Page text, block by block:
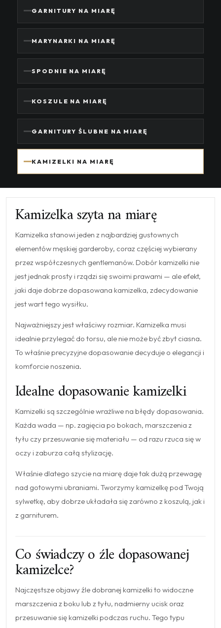
GARNITURY NA MIARĘ
MARYNARKI NA MIARĘ
SPODNIE NA MIARĘ
KOSZULE NA MIARĘ
GARNITURY ŚLUBNE NA MIARĘ
KAMIZELKI NA MIARĘ
Kamizelka szyta na miarę
Kamizelka stanowi jeden z najbardziej gustownych
elementów męskiej garderoby, coraz częściej wybierany
przez współczesnych gentlemanów. Dobór kamizelki nie
jest jednak prosty i rządzi się swoimi prawami — ale efekt,
jaki daje dobrze dopasowana kamizelka, zdecydowanie
jest wart tego wysiłku.
Najważniejszy jest właściwy rozmiar. Kamizelka musi
idealnie przylegać do torsu, ale nie może być zbyt ciasna.
To właśnie precyzyjne dopasowanie decyduje o elegancji i
komforcie noszenia.
Idealne dopasowanie kamizelki
Kamizelki są szczególnie wrażliwe na błędy dopasowania.
Każda wada — np. zagięcia po bokach, marszczenia z
tyłu czy przesuwanie się materiału — od razu rzuca się w
oczy i zaburza całą stylizację.
Właśnie dlatego szycie na miarę daje tak dużą przewagę
nad gotowymi ubraniami. Tworzymy kamizelkę pod Twoją
sylwetkę, aby dobrze układała się zarówno z koszulą, jak i
z garniturem.
Co świadczy o źle dopasowanej
kamizelce?
Najczęstsze objawy źle dobranej kamizelki to widoczne
marszczenia z boku lub z tyłu, nadmierny ucisk oraz
przesuwanie się kamizelki podczas ruchu. Tego typu